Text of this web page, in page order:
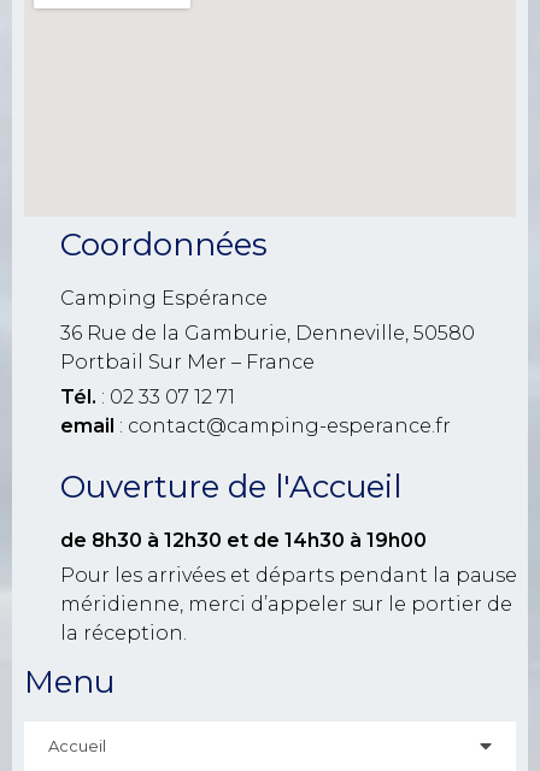
Coordonnées
Camping Espérance
36 Rue de la Gamburie, Denneville, 50580
Portbail Sur Mer – France
Tél. : 02 33 07 12 71
email : contact@camping-esperance.fr
Ouverture de l'Accueil
de 8h30 à 12h30 et de 14h30 à 19h00
Pour les arrivées et départs pendant la pause
méridienne, merci d’appeler sur le portier de
la réception.
Menu
Accueil